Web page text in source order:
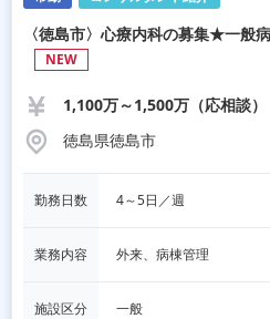
〈徳島市〉心療内科の募集★一般
NEW
1,100万～1,500万（応相談）
徳島県徳島市
勤務日数 4～5日／週
業務内容 外来、病棟管理
施設区分 一般